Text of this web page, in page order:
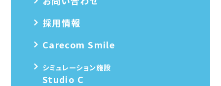
採用情報
Carecom Smile
シミュレーション施設
Studio C